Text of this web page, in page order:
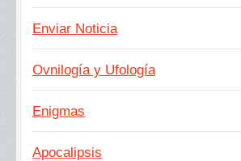
Enviar Noticia
Ovnilogía y Ufología
Enigmas
Apocalipsis